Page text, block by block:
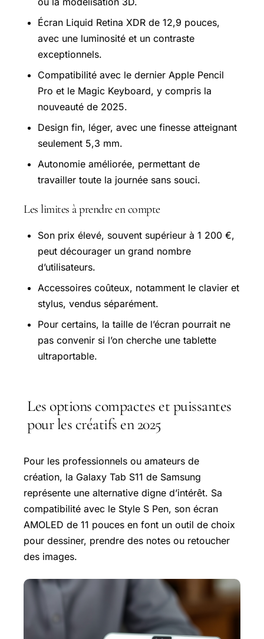
Écran Liquid Retina XDR de 12,9 pouces,
avec une luminosité et un contraste
exceptionnels.
Compatibilité avec le dernier Apple Pencil
Pro et le Magic Keyboard, y compris la
nouveauté de 2025.
Design fin, léger, avec une finesse atteignant
seulement 5,3 mm.
Autonomie améliorée, permettant de
travailler toute la journée sans souci.
Les limites à prendre en compte
Son prix élevé, souvent supérieur à 1 200 €,
peut décourager un grand nombre
d’utilisateurs.
Accessoires coûteux, notamment le clavier et
stylus, vendus séparément.
Pour certains, la taille de l’écran pourrait ne
pas convenir si l’on cherche une tablette
ultraportable.
Les options compactes et puissantes
pour les créatifs en 2025
Pour les professionnels ou amateurs de
création, la Galaxy Tab S11 de Samsung
représente une alternative digne d’intérêt. Sa
compatibilité avec le Style S Pen, son écran
AMOLED de 11 pouces en font un outil de choix
pour dessiner, prendre des notes ou retoucher
des images.